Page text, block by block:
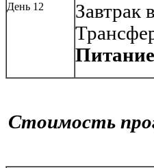
День 12
Завтрак
Стоимость